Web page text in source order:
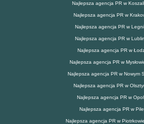
Najlepsza agencja PR w
Najlepsza agencja PR w
Najlepsza agencja PR w
Najlepsza agencja PR w
Najlepsza agencja PR w
Najlepsza agencja PR w
Najlepsza agencja PR w Nowym
Najlepsza agencja PR w
Najlepsza agencja PR w
Najlepsza agencja PR w Pile
Najlepsza agencja PR w